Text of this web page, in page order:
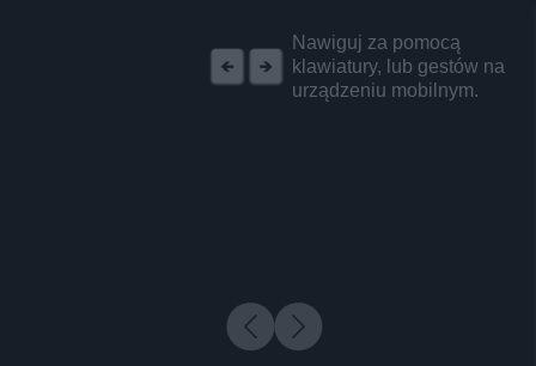
Nawiguj za pomocą
klawiatury, lub gestów na
urządzeniu mobilnym.